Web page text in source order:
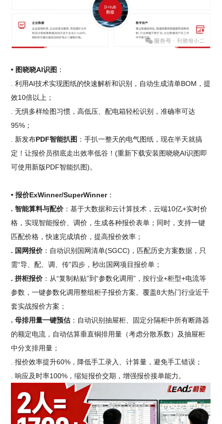
• 图晓晓AI识图 ：
. 利用AI技术实现图纸的快速解析和识别，自动生成清单BOM，提
效10倍以上；
. 无惧多样绘图习惯，高低压、配电箱轻松识别，准确率可达
95%；
. 新发布PDF智能扒图 ：手扒一整天的电气图纸，现在半天就搞
定！让报价员彻底走出效率低谷！(重新下载安装图晓晓AI识图即
可使用新版PDF智能扒图)。
• 报价ExWinner/SuperWinner：
. 智能算料与配价 ：基于大数据和云计算技术，云端10亿+实时价
格，实现智能报价、调价，生成各种报价表单；同时，支持一键
匹配价格，快速完成填价，提高报价效率；
. 国网报价 ：自动识别国网清单(SGCC)，匹配历史方案数据，只
需“导、配、调、传”四步，秒出国网项目报价单；
. 拼柜报价 ：从“复制粘贴”到“参数化调用”，按行业+柜型+电流等
参数，一键参数化调用整组柜子报价方案。覆盖8大热门行业近千
套实战报价方案；
. 母排用量一键预估 ：自动识别抽屉柜、固定分隔柜中所有断路器
的额定电流，自动估算垂直铜排用量（考虑分散系数）及抽屉柜
中分支排用量；
. 报价效率提升60%，降低手工录入、计算量，避免手工错误；
. 响应及时率100%，缩短报价交期，增强报价接单能力。